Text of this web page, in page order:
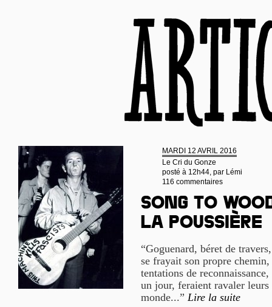
MARDI 12 AVRIL 2016
Le Cri du Gonze
posté à 12h44, par Lémi
116 commentaires
Song to
la poussière
“Goguenard, béret de
se frayait son propre
tentations de
un jour, feraient ravaler
monde...” Lire la suite